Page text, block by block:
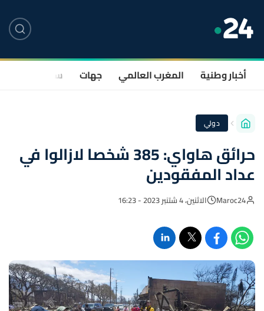
أخبار وطنية المغرب العالمي جهات سياسة
دولي
حرائق هاواي: 385 شخصا لازالوا في
عداد المفقودين
Maroc24 الاثنين، 4 شتنبر 2023 - 16:23